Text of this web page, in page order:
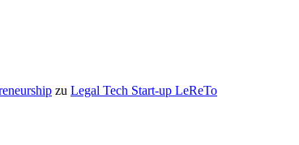
zu Legal Tech Start-up LeReTo